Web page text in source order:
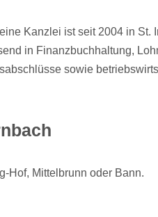
Kanzlei ist seit 2004 in St.
in Finanzbuchhaltung,
sowie
Hof, Mittelbrunn oder Bann.